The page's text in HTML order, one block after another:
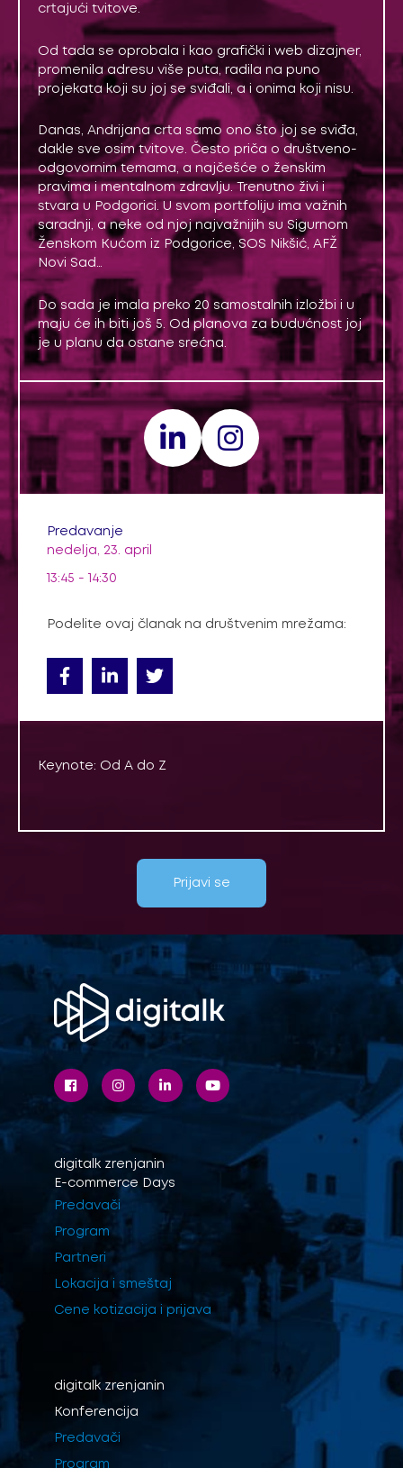
crtajući tvitove.
Od tada se oprobala i kao grafički i web dizajner,
promenila adresu više puta, radila na puno
projekata koji su joj se sviđali, a i onima koji nisu.
Danas, Andrijana crta samo ono što joj se sviđa,
dakle sve osim tvitove. Često priča o društveno-
odgovornim temama, a najčešće o ženskim
pravima i mentalnom zdravlju. Trenutno živi i
stvara u Podgorici. U svom portfoliju ima važnih
saradnji, a neke od njoj najvažnijih su Sigurnom
Ženskom Kućom iz Podgorice, SOS Nikšić, AFŽ
Novi Sad…
Do sada je imala preko 20 samostalnih izložbi i u
maju će ih biti još 5. Od planova za budućnost joj
je u planu da ostane srećna.
Predavanje
nedelja, 23. april
13:45 - 14:30
Podelite ovaj članak na društvenim mrežama:
Keynote: Od A do Z
Prijavi se
digitalk zrenjanin
E-commerce Days
Predavači
Program
Partneri
Lokacija i smeštaj
Cene kotizacija i prijava
digitalk zrenjanin
Konferencija
Predavači
Program